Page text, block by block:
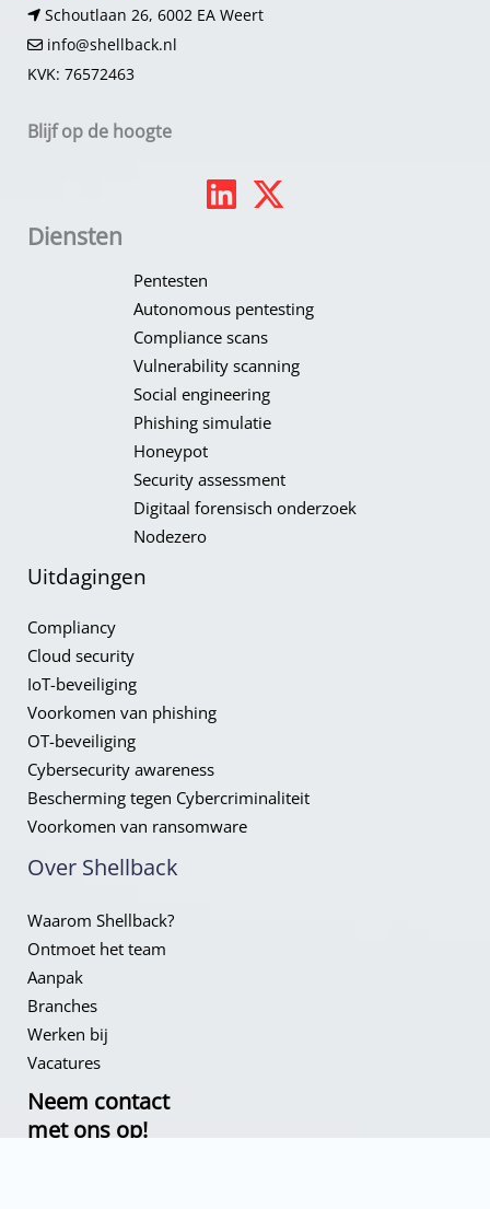
Schoutlaan 26, 6002 EA Weert
info@shellback.nl
KVK: 76572463
Blijf op de hoogte
Diensten
Pentesten
Autonomous pentesting
Compliance scans
Vulnerability scanning
Social engineering
Phishing simulatie
Honeypot​
Security assessment
Digitaal forensisch onderzoek
Nodezero
Uitdagingen
Compliancy​
Cloud security
IoT-beveiliging
Voorkomen van phishing
OT-beveiliging
Cybersecurity awareness
Bescherming tegen Cybercriminaliteit
Voorkomen van ransomware
Over Shellback
Waarom Shellback?
Ontmoet het team
Aanpak
Branches
Werken bij
Vacatures
Neem contact
met ons op!